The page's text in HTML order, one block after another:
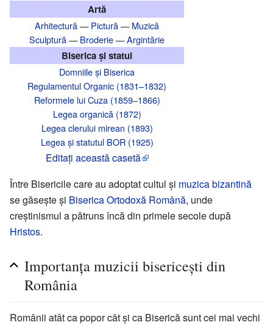
Artă
Arhitectură—Pictură—Muzică
Sculptură—Broderie—Argintărie
Biserica și statul
Domniile și Biserica
Regulamentul Organic (1831–1832)
Reformele lui Cuza (1859–1866)
Legea organică (1872)
Legea clerului mirean (1893)
Legea și statutul BOR (1925)
Editaţi această casetă
Între Bisericile care au adoptat cultul şi muzica bizantină
se găseşte şi Biserica Ortodoxă Română, unde
creştinismul a pătruns încă din primele secole după
Hristos.
Importanţa muzicii bisericeşti din
România
Românii atât ca popor cât şi ca Biserică sunt cei mai vechi